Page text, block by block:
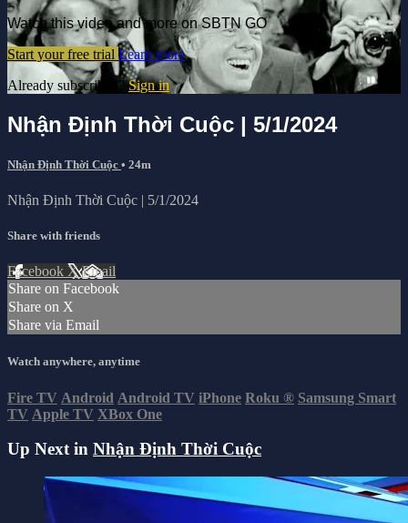
Watch this video and more on SBTN GO
Start your free trial Learn more
Already subscribed?Sign in
Nhận Định Thời Cuộc | 5/1/2024
Nhận Định Thời Cuộc • 24m
Nhận Định Thời Cuộc | 5/1/2024
Share with friends
Facebook XEmail
Share on Facebook
Share on X
Share via Email
Watch anywhere, anytime
Fire TV Android Android TV iPhone Roku ® Samsung Smart
TV Apple TV XBox One
Up Next in Nhận Định Thời Cuộc